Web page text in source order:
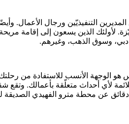
لأولئك الذين يسعون إلى إقامة
دبي، وسوق الذهب، وغيرهم.